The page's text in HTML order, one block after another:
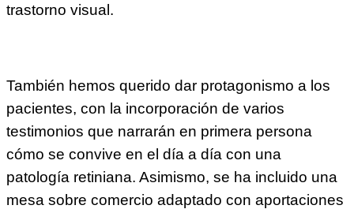
trastorno visual.
También hemos querido dar protagonismo a los
pacientes, con la incorporación de varios
testimonios que narrarán en primera persona
cómo se convive en el día a día con una
patología retiniana. Asimismo, se ha incluido una
mesa sobre comercio adaptado con aportaciones